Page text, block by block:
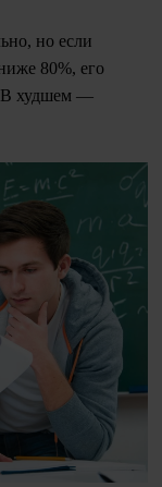
но если
80%, его
В худшем —